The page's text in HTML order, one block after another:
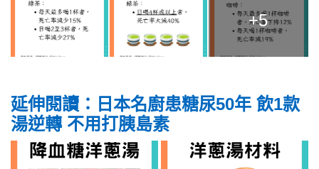
+5
延伸閱讀：日本名廚患糖尿50年 飲1款
湯逆轉 不用打胰島素